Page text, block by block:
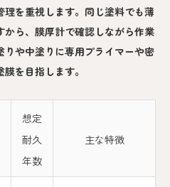
を重視します。同じ塗料でも薄
ら、膜厚計で確認しながら作業
や中塗りに専用プライマーや密
を目指します。
想定
耐久
年数
主な特徴